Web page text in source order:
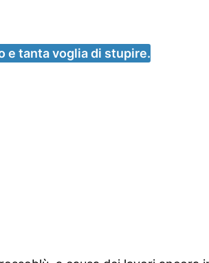
e tanta voglia di stupire.